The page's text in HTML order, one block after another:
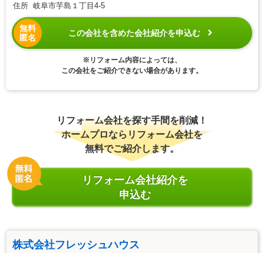
住所 岐阜市芋島１丁目4-5
無料
匿名
この会社を含めた会社紹介を申込む
※リフォーム内容によっては、
この会社をご紹介できない場合があります。
リフォーム会社を探す手間を削減！
ホームプロならリフォーム会社を
無料でご紹介します。
リフォーム会社紹介を
申込む
株式会社フレッシュハウス